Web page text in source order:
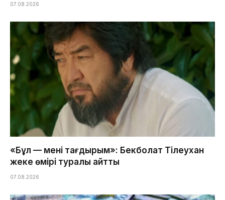
07.08.2026
«Бұл — менің тағдырым»: Бекболат Тілеухан
жеке өмірі туралы айтты
07.08.2026